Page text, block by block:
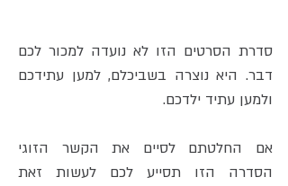
סדרת הסרטים הזו לא נועדה למכור לכם
דבר. היא נוצרה בשביכלם, למען עתידכם
ולמען עתיד ילדכם.
אם החלטתם לסיים את הקשר הזוגי
הסדרה הזו תסייע לכם לעשות זאת